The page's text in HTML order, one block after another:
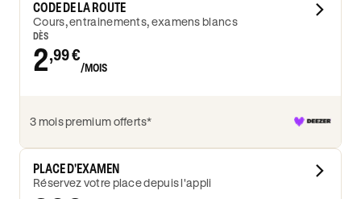
CODE DE LA ROUTE
Cours, entrainements, examens blancs
DÈS
2,99 €
/MOIS
3 mois premium offerts*
PLACE D'EXAMEN
Réservez votre place depuis l'appli